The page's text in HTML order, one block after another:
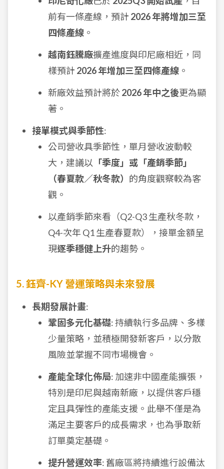
前有一條產線，預計 2026 年將增加三至
四條產線 。
越南鈺騰廠擴產進度與印尼廠相近，同
樣預計 2026 年增加三至四條產線 。
新廠效益預計將於2026 年中之後更為顯
著。
接單模式與季節性:
公司營收具季節性，單月營收波動較
大，建議以 「季度」或「產銷季節」
（春夏款／秋冬款） 的角度觀察較為客
觀。
以產銷季節來看（Q2-Q3 生產秋冬款，
Q4-次年 Q1 生產春夏款），接單金額呈
現逐季穩健上升的趨勢。
5. 鈺齊-KY 營運策略與未來發展
長期發展計畫:
鞏固多元化基礎: 持續執行多品牌、多樣
少量策略，並積極開發新客戶，以分散
風險並掌握不同市場機會。
產能全球化佈局: 加速非中國產能擴張，
特別是印尼與越南新廠，以提供客戶穩
定且具彈性的產能支援。此舉不僅是為
滿足主要客戶的成長需求，也為爭取新
訂單奠定基礎。
提升營運效率: 舊廠區將持續進行設備汰